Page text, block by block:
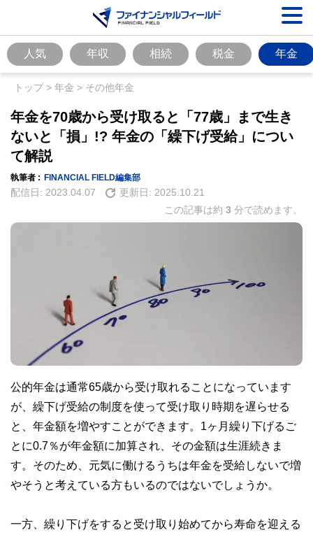
人気 年収 相続 税金 年金
トップ> 年金 > その他年金
年金を70歳から受け取ると「77歳」まで生き
ないと「損」!? 年金の「繰下げ受給」につい
て解説
執筆者 : FINANCIAL FIELD編集部
配信日: 2023.04.07 更新日: 2025.10.21
この記事は約 3 分で読めます。
公的年金は通常65歳から受け取れることになっています
が、繰下げ受給の制度を使って受け取り時期を遅らせる
と、年金額を増やすことができます。1ヶ月繰り下げるご
とに0.7％が年金額に加算され、その金額は生涯続きま
す。そのため、元気に働けるうちは年金を受給しないで増
やそうと考えている方もいるのではないでしょうか。
一方、繰り下げをすると受け取り始めてから寿命を迎える